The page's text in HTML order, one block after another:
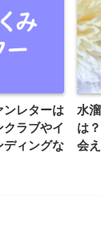
ンレターは
クラブやイ
ディングな
水
は
会